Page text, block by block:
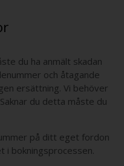
du ha anmält skadan
och åtagande
ersättning. Vi behöver
du detta måste du
på ditt eget fordon
i bokningsprocessen.